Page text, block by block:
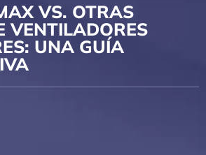
VS. OTRAS
VENTILADORES
UNA GUÍA